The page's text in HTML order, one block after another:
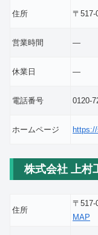
住所 〒
営業時間 ―
休業日 ―
電話番号 0120-
ホームページ
株式会社 上村
住所
〒
MAP